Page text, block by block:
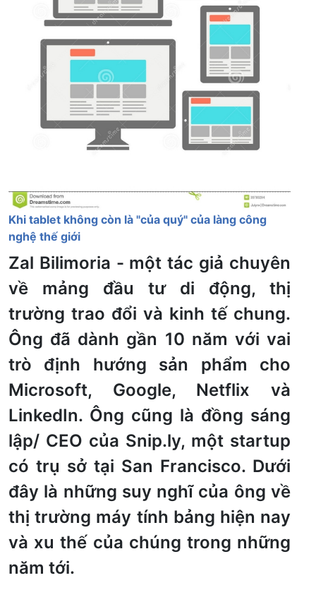
Khi tablet không còn là "của quý" của làng công
nghệ thế giới
Zal Bilimoria - một tác giả chuyên
về mảng đầu tư di động, thị
trường trao đổi và kinh tế chung.
Ông đã dành gần 10 năm với vai
trò định hướng sản phẩm cho
Microsoft, Google, Netflix và
LinkedIn. Ông cũng là đồng sáng
lập/ CEO của Snip.ly, một startup
có trụ sở tại San Francisco. Dưới
đây là những suy nghĩ của ông về
thị trường máy tính bảng hiện nay
và xu thế của chúng trong những
năm tới.